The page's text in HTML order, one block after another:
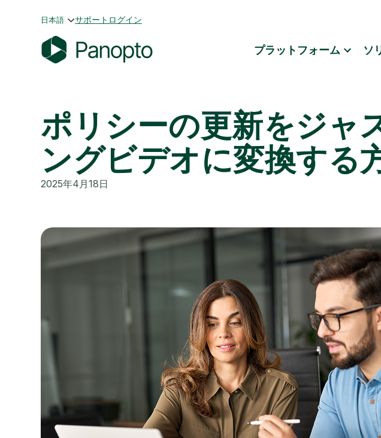
日本語 サポート ログイン
p
プラットフォーム ソ
ポリシーの更新をジャ
ングビデオに変換する
2025年4月18日